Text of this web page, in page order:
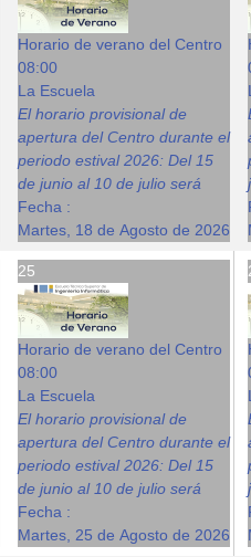
Horario de verano del Centro
08:00
La Escuela
El horario provisional de
apertura del Centro durante el
periodo estival 2026: Del 15
de junio al 10 de julio será
Fecha :
Martes, 18 de Agosto de 2026
25
Horario de verano del Centro
08:00
La Escuela
El horario provisional de
apertura del Centro durante el
periodo estival 2026: Del 15
de junio al 10 de julio será
Fecha :
Martes, 25 de Agosto de 2026